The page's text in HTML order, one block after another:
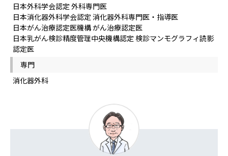
日本外科学会認定 外科専門医
日本消化器外科学会認定 消化器外科専門医・指導医
日本がん治療認定医機構 がん治療認定医
日本乳がん検診精度管理中央機構認定 検診マンモグラフィ読影
認定医
専門
消化器外科